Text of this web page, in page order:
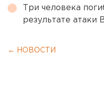
Три человека
результате
← НОВОСТИ